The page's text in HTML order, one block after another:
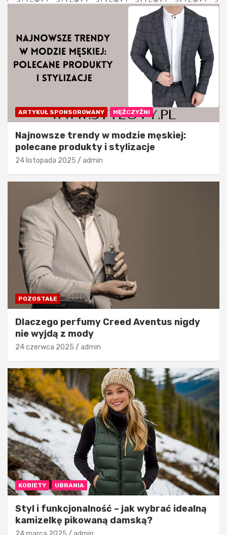
ARTYKUŁ SPONSOROWANY MĘŻCZYŹNI
Najnowsze trendy w modzie męskiej:
polecane produkty i stylizacje
24 listopada 2025 admin
POZOSTAŁE
Dlaczego perfumy Creed Aventus nigdy
nie wyjdą z mody
24 czerwca 2025 admin
KOBIETY UBRANIA
Styl i funkcjonalność – jak wybrać idealną
kamizelkę pikowaną damską?